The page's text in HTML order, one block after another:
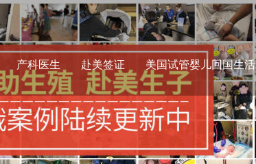
产科医生 赴美签证 美国试管婴儿回国生活